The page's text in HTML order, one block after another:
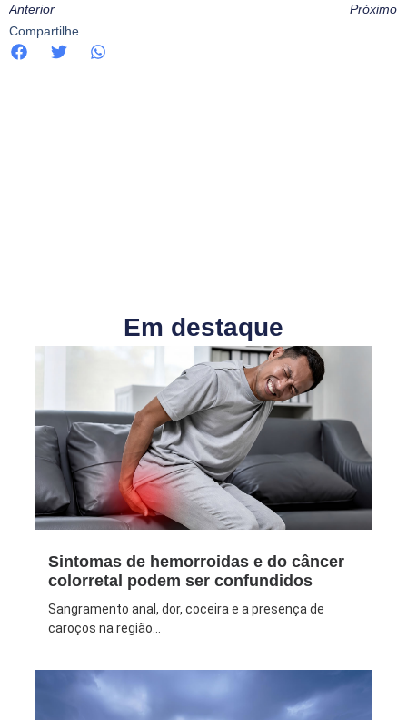
Anterior
Próximo
Compartilhe
Em destaque
Sintomas de hemorroidas e do câncer
colorretal podem ser confundidos
Sangramento anal, dor, coceira e a presença de
caroços na região...